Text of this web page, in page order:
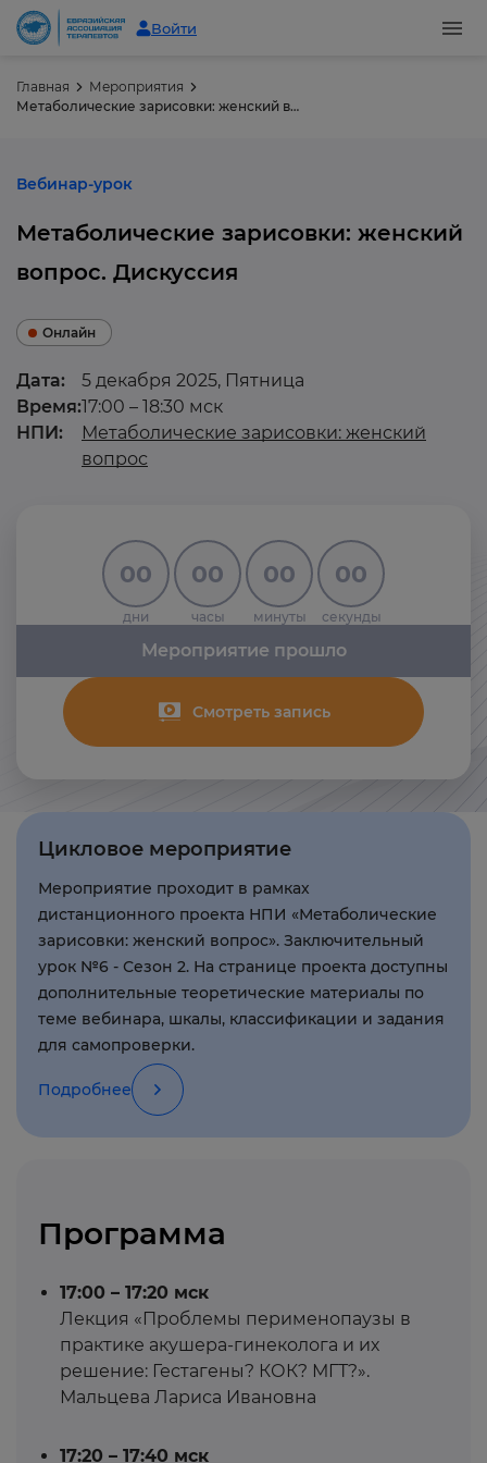
Войти
Главная
Мероприятия
Метаболические зарисовки: женский вопрос. Дискуссия
Вебинар-урок
Метаболические зарисовки: женский
вопрос. Дискуссия
Онлайн
Дата:
5 декабря 2025, Пятница
Время:17:00 – 18:30 мск
НПИ:
Метаболические зарисовки: женский
вопрос
00
дни
00
часы
00
минуты
00
секунды
Мероприятие прошло
Смотреть запись
Цикловое мероприятие
Мероприятие проходит в рамках
дистанционного проекта НПИ «Метаболические
зарисовки: женский вопрос». Заключительный
урок №6 - Сезон 2. На странице проекта доступны
дополнительные теоретические материалы по
теме вебинара, шкалы, классификации и задания
для самопроверки.
Подробнее
Программа
17:00 – 17:20 мск
Лекция «Проблемы перименопаузы в
практике акушера-гинеколога и их
решение: Гестагены? КОК? МГТ?».
Мальцева Лариса Ивановна
17:20 – 17:40 мск